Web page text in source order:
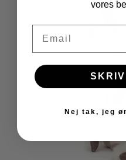
vores
Nej tak, jeg